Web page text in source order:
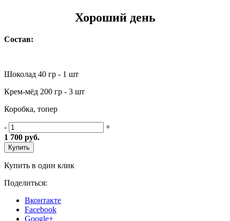
Хороший день
Состав:
Шоколад 40 гр - 1 шт
Крем-мёд 200 гр - 3 шт
Коробка, топер
-
+
1 700 руб.
Купить
Купить в один клик
Поделиться:
Вконтакте
Facebook
Google+